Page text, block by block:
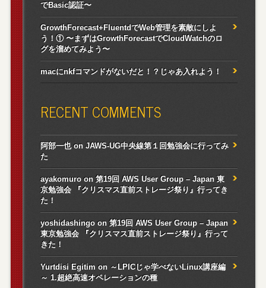
でBasic認証〜
GrowthForecast+FluentdでWeb管理を素敵にしよ
う！① 〜まずはGrowthForecastでCloudWatchのロ
グを溜めてみよう〜
macにnkfコマンドがないだと！？じゃあ入れよう！
RECENT COMMENTS
阿部一也onJAWS-UG中央線第１回勉強会に行ってみ
た
ayakomuroon第19回 AWS User Group – Japan 東
京勉強会 『クリスマス直前ストレージ祭り』行ってき
た！
yoshidashingoon第19回 AWS User Group – Japan
東京勉強会 『クリスマス直前ストレージ祭り』行って
きた！
Yurtdisi Egitim on ～LPICじゃ学べないLinux講座編
～ 1.超絶高速オペレーションの種